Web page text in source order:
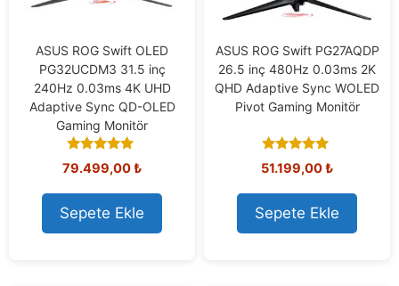
ASUS ROG Swift OLED
PG32UCDM3 31.5 inç
240Hz 0.03ms 4K UHD
Adaptive Sync QD-OLED
Gaming Monitör
5.00
out of 5
79.499,00₺
Sepete Ekle
ASUS ROG Swift PG27AQDP
26.5 inç 480Hz 0.03ms 2K
QHD Adaptive Sync WOLED
Pivot Gaming Monitör
5.00
out of 5
51.199,00₺
Sepete Ekle